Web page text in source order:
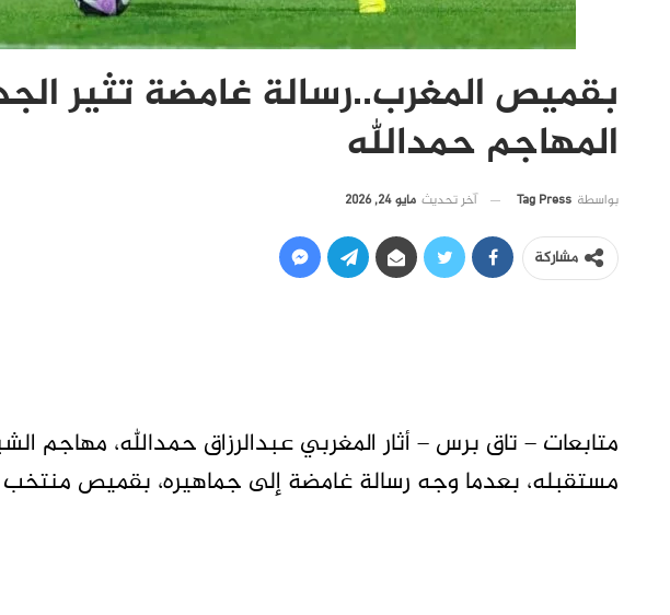
بقميص المغرب..رسالة غامضة تثير
المهاجم حمدالله
بواسطة Tag Press آخر تحديث مايو 24, 2026
مشاركة
متابعات – تاق برس – أثار المغربي عبدالرزاق حمدالله، مهاجم
مستقبله، بعدما وجه رسالة غامضة إلى جماهيره، بقميص منتخب